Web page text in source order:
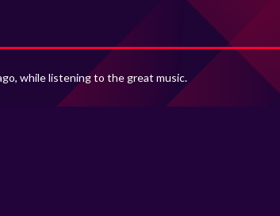
while listening to the great music.